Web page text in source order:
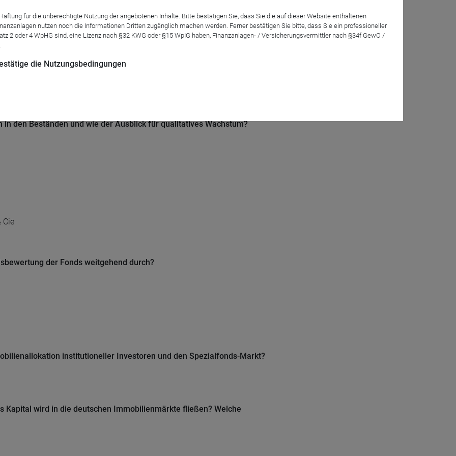
ist zurück, und jetzt?
den Beständen und wie der Ausblick für qualitatives Wachstum?
Cie
der Fonds weitgehend durch?
institutioneller Investoren und den Spezialfonds-Markt?
Kapital wird in die deutschen Immobilienmärkte fließen? Welche
für die unberechtigte Nutzung der angebotenen Inhalte. Bitte bestätigen Sie, dass Sie die auf dieser Website enthaltenen
nutzen noch die Informationen Dritten zugänglich machen werden. Ferner bestätigen Sie bitte, dass Sie ein professioneller
2 oder 4 WpHG sind, eine Lizenz nach §32 KWG oder §15 WpIG haben, Finanzanlagen- / Versicherungsvermittler nach §34f GewO /
die Nutzungsbedingungen